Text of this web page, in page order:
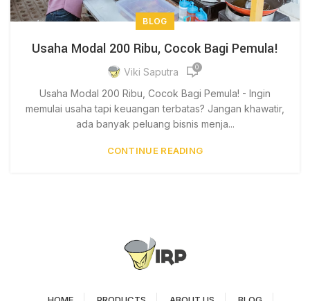
BLOG
Usaha Modal 200 Ribu, Cocok Bagi Pemula!
Viki Saputra 0
Usaha Modal 200 Ribu, Cocok Bagi Pemula! - Ingin
memulai usaha tapi keuangan terbatas? Jangan khawatir,
ada banyak peluang bisnis menja...
CONTINUE READING